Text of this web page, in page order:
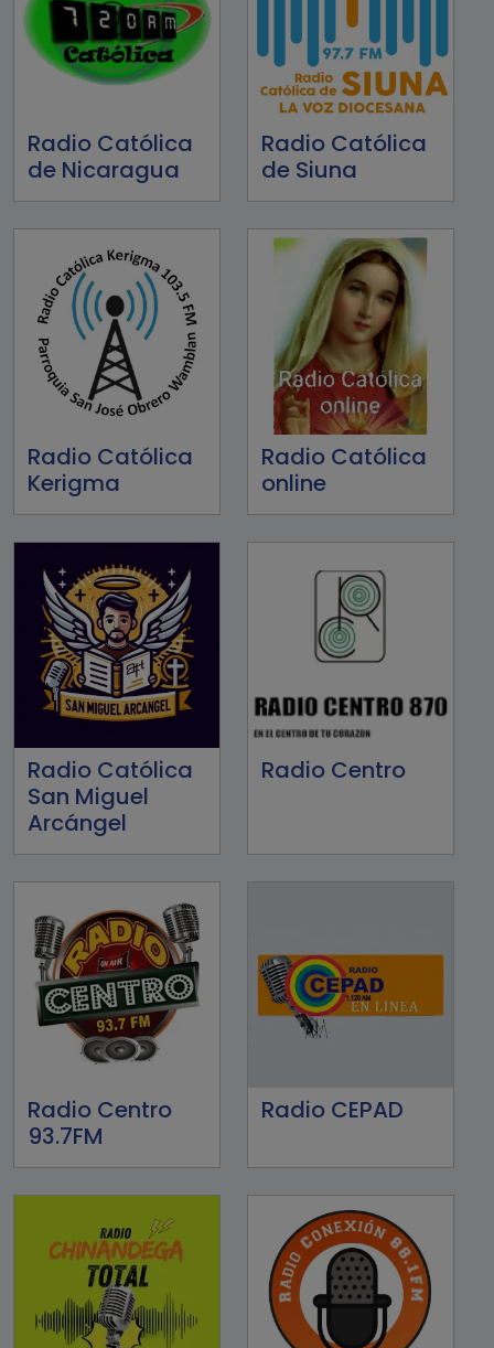
Radio Católica
de Nicaragua
Radio Católica
de Siuna
Radio Católica
Kerigma
Radio Católica
online
Radio Católica
San Miguel
Arcángel
Radio Centro
Radio Centro
93.7FM
Radio CEPAD